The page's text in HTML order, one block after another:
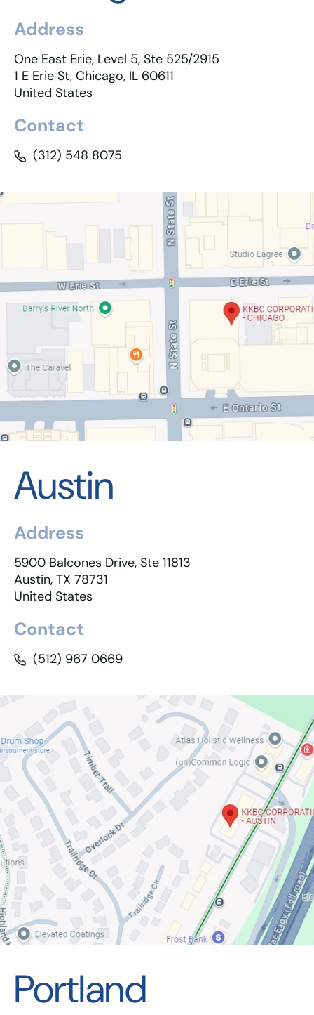
Address
One East Erie, Level 5, Ste 525/2915
1 E Erie St, Chicago, IL 60611
United States
Contact
(312) 548 8075
Austin
Address
5900 Balcones Drive, Ste 11813
Austin, TX 78731
United States
Contact
(512) 967 0669
Portland